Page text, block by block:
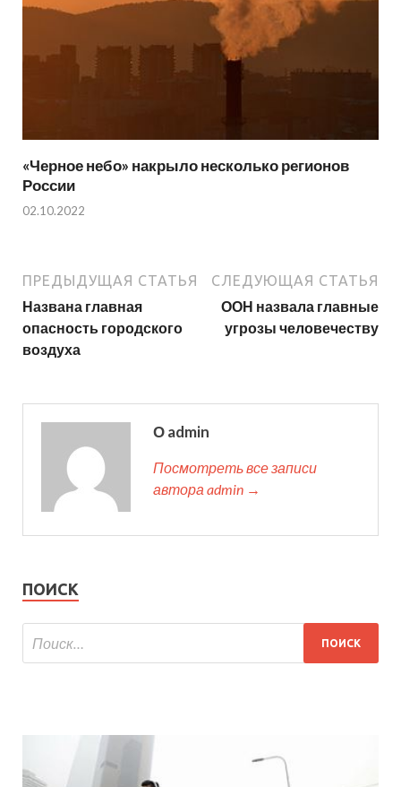
«Черное небо» накрыло несколько регионов
России
02.10.2022
ПРЕДЫДУЩАЯ СТАТЬЯ
Названа главная
опасность городского
воздуха
СЛЕДУЮЩАЯ СТАТЬЯ
ООН назвала главные
угрозы человечеству
О admin
Посмотреть все записи
автора admin →
ПОИСК